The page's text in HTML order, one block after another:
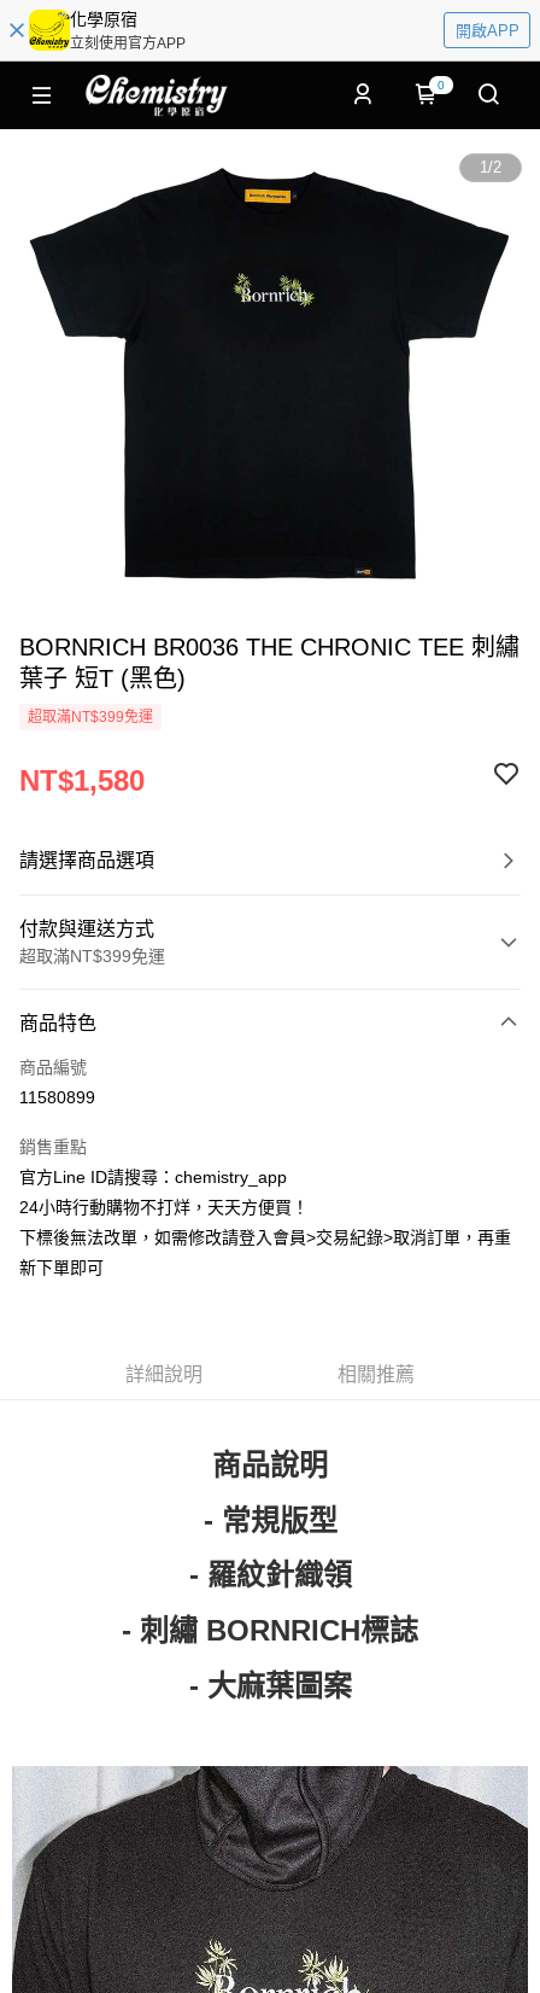
化學原宿
立刻使用官方APP
開啟APP
0
1/2
BORNRICH BR0036 THE CHRONIC TEE 刺繡
葉子 短T (黑色)
超取滿NT$399免運
NT$1,580
請選擇商品選項
付款與運送方式
超取滿NT$399免運
信用卡一次付款
超商取貨付款
Apple Pay
街口支付
悠遊付
每筆NT$60，滿NT$399(含以上)免運費
每筆NT$60，滿NT$399(含以上)免運費
付款後7-11取貨
每筆NT$60，滿NT$399(含以上)免運費
付款後門市自取
免運費
商品特色
商品編號
11580899
銷售重點
官方Line ID請搜尋：chemistry_app
24小時行動購物不打烊，天天方便買！
下標後無法改單，如需修改請登入會員>交易紀錄>取消訂單，再重
新下單即可
詳細說明 相關推薦
商品說明
- 常規版型
- 羅紋針織領
- 刺繡 BORNRICH標誌
- 大麻葉圖案